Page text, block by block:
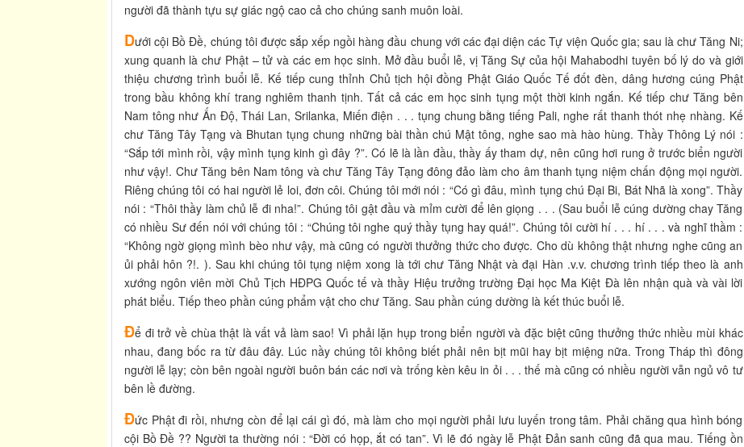
người đã thành tựu sự giác ngộ cao cả cho chúng sanh muôn loài.
Dưới cội Bồ Đề, chúng tôi được sắp xếp ngồi hàng đầu chung với các đại diện các Tự viện Quốc gia; sau là chư Tăng Ni;
xung quanh là chư Phật – tử và các em học sinh. Mở đầu buổi lễ, vị Tăng Sự của hội Mahabodhi tuyên bố lý do và giới
thiệu chương trình buổi lễ. Kế tiếp cung thỉnh Chủ tịch hội đồng Phật Giáo Quốc Tế đốt đèn, dâng hương cúng Phật
trong bầu không khí trang nghiêm thanh tịnh. Tất cả các em học sinh tụng một thời kinh ngắn. Kế tiếp chư Tăng bên
Nam tông như Ấn Độ, Thái Lan, Srilanka, Miến điện . . . tụng chung bằng tiếng Pali, nghe rất thanh thót nhẹ nhàng. Kế
chư Tăng Tây Tạng và Bhutan tụng chung những bài thần chú Mật tông, nghe sao mà hào hùng. Thầy Thông Lý nói :
“Sắp tới mình rồi, vậy mình tụng kinh gì đây ?”. Có lẽ là lần đầu, thầy ấy tham dự, nên cũng hơi rung ở trước biển người
như vậy!. Chư Tăng bên Nam tông và chư Tăng Tây Tạng đông đảo làm cho âm thanh tụng niệm chấn động mọi người.
Riêng chúng tôi có hai người lẻ loi, đơn côi. Chúng tôi mới nói : “Có gì đâu, mình tụng chú Đại Bi, Bát Nhã là xong”. Thầy
nói : “Thôi thầy làm chủ lễ đi nha!”. Chúng tôi gật đầu và mỉm cười để lên giọng . . . (Sau buổi lễ cúng dường chay Tăng
có nhiều Sư đến nói với chúng tôi : “Chúng tôi nghe quý thầy tụng hay quá!”. Chúng tôi cười hí . . . hí . . . và nghĩ thầm :
“Không ngờ giọng mình bèo như vậy, mà cũng có người thưởng thức cho được. Cho dù không thật nhưng nghe cũng an
ủi phải hôn ?!. ). Sau khi chúng tôi tụng niệm xong là tới chư Tăng Nhật và đại Hàn .v.v. chương trình tiếp theo là anh
xướng ngôn viên mời Chủ Tịch HĐPG Quốc tế và thầy Hiệu trưởng trường Đại học Ma Kiệt Đà lên nhận quà và vài lời
phát biểu. Tiếp theo phần cúng phẩm vật cho chư Tăng. Sau phần cúng dường là kết thúc buổi lễ.
Để đi trở về chùa thật là vất vả làm sao! Vì phải lặn hụp trong biển người và đặc biệt cũng thưởng thức nhiều mùi khác
nhau, đang bốc ra từ đâu đây. Lúc nầy chúng tôi không biết phải nên bịt mũi hay bịt miệng nữa. Trong Tháp thì đông
người lễ lạy; còn bên ngoài người buôn bán các nơi và trống kèn kêu in ỏi . . . thế mà cũng có nhiều người vẫn ngủ vô tư
bên lề đường.
Đức Phật đi rồi, nhưng còn để lại cái gì đó, mà làm cho mọi người phải lưu luyến trong tâm. Phải chăng qua hình bóng
cội Bồ Đề ?? Người ta thường nói : “Đời có họp, ắt có tan”. Vì lẽ đó ngày lễ Phật Đản sanh cũng đã qua mau. Tiếng ồn